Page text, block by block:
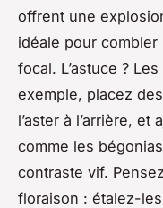
offrent une
idéale pour
focal. L’astuce ?
exemple, placez
l’aster à l’arrière,
comme les
contraste vif.
floraison : étalez-